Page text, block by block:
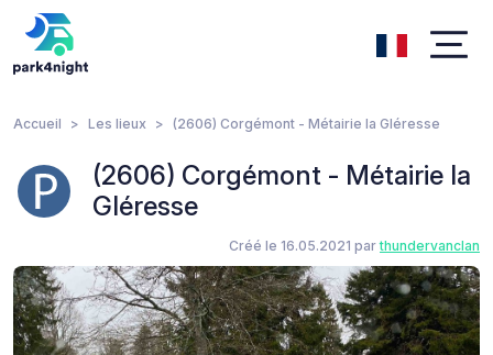
Accueil Les lieux (2606) Corgémont - Métairie la Gléresse
(2606) Corgémont - Métairie la
Gléresse
Créé le 16.05.2021 parthundervanclan